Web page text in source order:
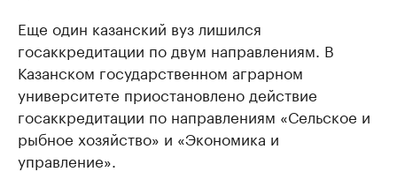
Еще один казанский вуз лишился
госаккредитации по двум направлениям. В
Казанском государственном аграрном
университете приостановлено действие
госаккредитации по направлениям «Сельское и
рыбное хозяйство» и «Экономика и
управление».